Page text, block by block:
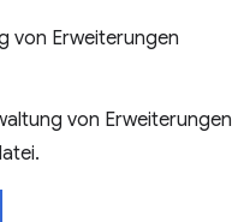
von Erweiterungen
von Erweiterungen